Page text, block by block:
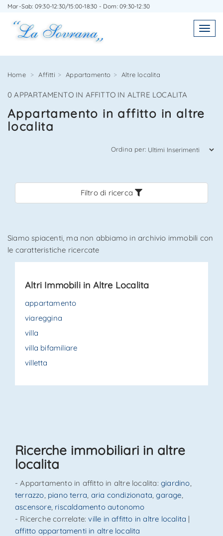
Mar-Sab: 09:30-12:30/15:00-18:30 - Dom: 09:30-12:30
Toggle
Home Affitti Appartamento Altre localita
0 APPARTAMENTO IN AFFITTO IN ALTRE LOCALITA
Appartamento in affitto in altre
localita
Ordina per:
Filtro di ricerca
Siamo spiacenti, ma non abbiamo in archivio immobili con
le caratteristiche ricercate
Altri Immobili in Altre Localita
appartamento
viareggina
villa
villa bifamiliare
villetta
Ricerche immobiliari in altre
localita
- Appartamento in affitto in altre localita: giardino
terrazzo piano terra aria condizionata ,garage
ascensore, riscaldamento autonomo
- Ricerche correlate:ville in affitto in altre localita |
affitto appartamenti in altre localita
SCRIVICI SENZA IMPEGNO
Agenzia Immobiliare La Sovrana
*Il tuo indirizzo Email
*Il tuo telefono
*Il tuo nome
Ho letto, compreso e accettato i
Ricevi immobili simili a questo da Agenzia Immobiliare
La Sovrana.
*Controllo Antispam: qual è il numero fra 1 e 3?